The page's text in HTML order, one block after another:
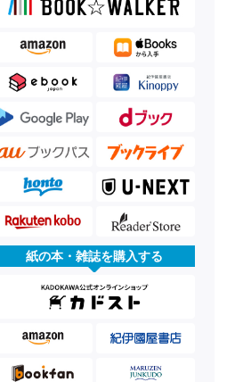
紙の本・雑誌を購入する